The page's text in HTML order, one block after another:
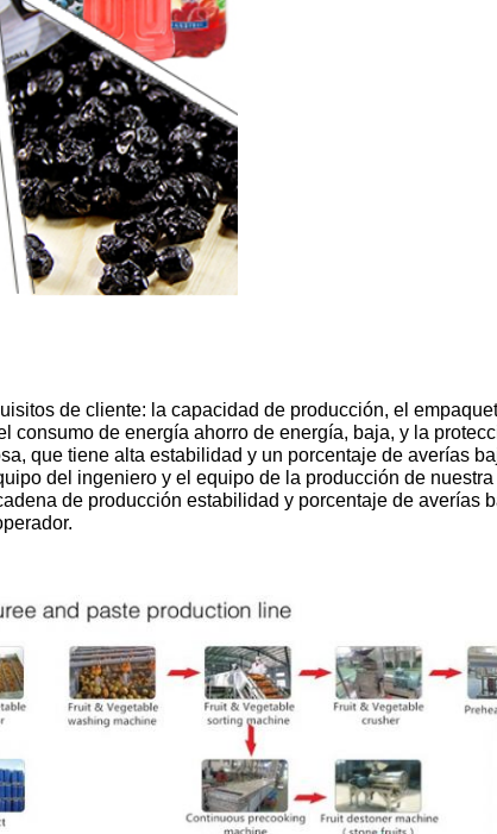
de cliente: la capacidad de producción, el
consumo de energía ahorro de energía, baja, y la
que tiene alta estabilidad y un porcentaje de averías
del ingeniero y el equipo de la producción de
de producción estabilidad y porcentaje de averías